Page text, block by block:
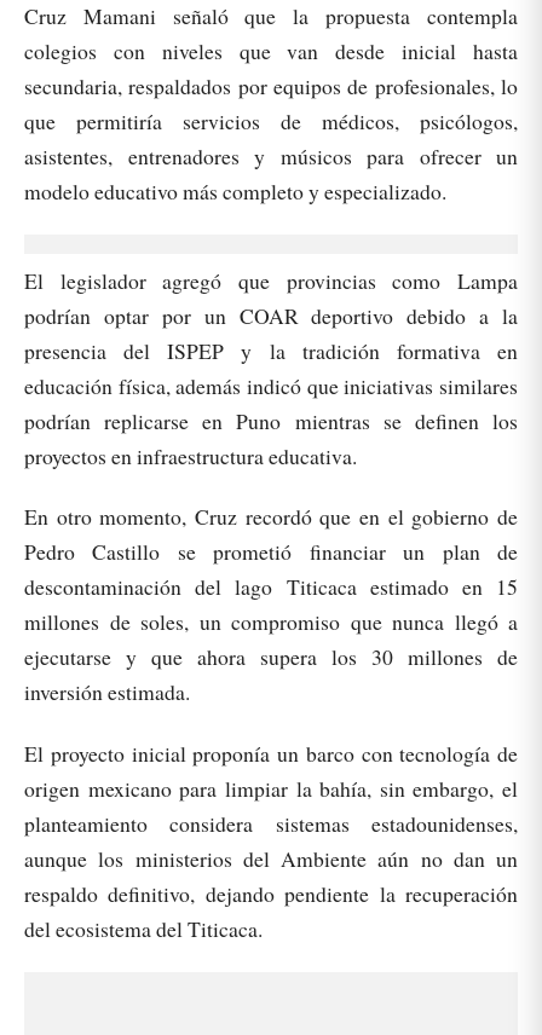
Cruz Mamani señaló que la propuesta contempla
colegios con niveles que van desde inicial hasta
secundaria, respaldados por equipos de profesionales, lo
que permitiría servicios de médicos, psicólogos,
asistentes, entrenadores y músicos para ofrecer un
modelo educativo más completo y especializado.
El legislador agregó que provincias como Lampa
podrían optar por un COAR deportivo debido a la
presencia del ISPEP y la tradición formativa en
educación física, además indicó que iniciativas similares
podrían replicarse en Puno mientras se definen los
proyectos en infraestructura educativa.
En otro momento, Cruz recordó que en el gobierno de
Pedro Castillo se prometió financiar un plan de
descontaminación del lago Titicaca estimado en 15
millones de soles, un compromiso que nunca llegó a
ejecutarse y que ahora supera los 30 millones de
inversión estimada.
El proyecto inicial proponía un barco con tecnología de
origen mexicano para limpiar la bahía, sin embargo, el
planteamiento considera sistemas estadounidenses,
aunque los ministerios del Ambiente aún no dan un
respaldo definitivo, dejando pendiente la recuperación
del ecosistema del Titicaca.